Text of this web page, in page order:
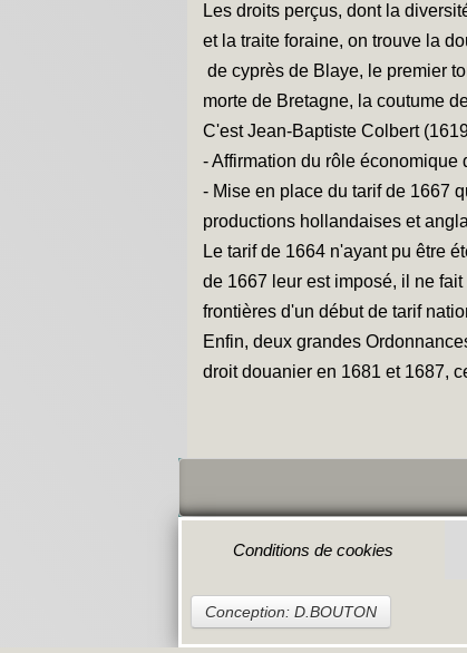
Les droits perçus, dont la
et la traite foraine, on trouve la
de cyprès de Blaye, le premier
morte de Bretagne, la coutume
C'est Jean-Baptiste Colbert
- Affirmation du rôle
- Mise en place du tarif de 1667
productions hollandaises et
Le tarif de 1664 n'ayant pu être
de 1667 leur est imposé, il ne
frontières d'un début de tarif
Enfin, deux grandes
droit douanier en 1681 et 1687,
Conditions de cookies
Conception: D.BOUTON